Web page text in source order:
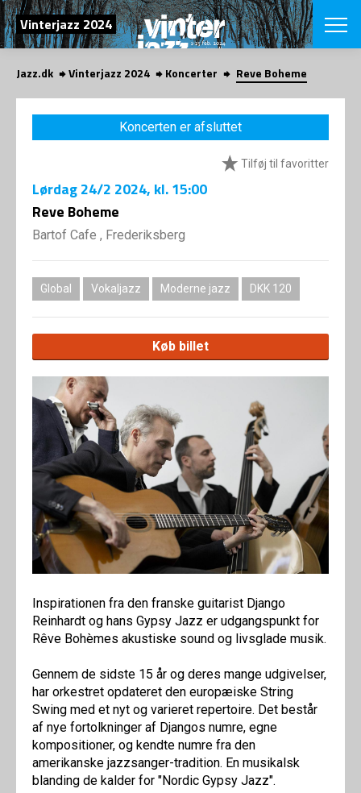
SØG
Vinterjazz 2024
English
VÆLG
COPENHAGEN
Om
Om fonden
Om
SHOP
Jazz.dk Vinterjazz 2024 Koncerter Reve Boheme
Koncerten er afsluttet
Tilføj til favoritter
Lørdag24/2 2024, kl. 15:00
Reve Boheme
Bartof Cafe , Frederiksberg
Global Vokaljazz Moderne jazz DKK 120
Køb billet
Inspirationen fra den franske guitarist Django
Reinhardt og hans Gypsy Jazz er udgangspunkt for
Rêve Bohèmes akustiske sound og livsglade musik.
Gennem de sidste 15 år og deres mange udgivelser,
har orkestret opdateret den europæiske String
Swing med et nyt og varieret repertoire. Det består
af nye fortolkninger af Djangos numre, egne
kompositioner, og kendte numre fra den
amerikanske jazzsanger-tradition. En musikalsk
blanding de kalder for "Nordic Gypsy Jazz".